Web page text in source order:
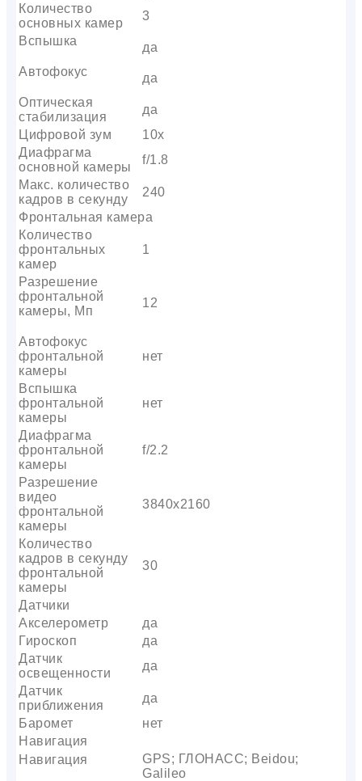
Количество
основных камер
3
Вспышка
да
Автофокус
да
Оптическая
стабилизация
да
Цифровой зум
10x
Диафрагма
основной камеры
f/1.8
Макс. количество
кадров в секунду
240
Фронтальная камера
Количество
фронтальных
камер
1
Разрешение
фронтальной
камеры, Мп
12
Автофокус
фронтальной
камеры
нет
Вспышка
фронтальной
камеры
нет
Диафрагма
фронтальной
камеры
f/2.2
Разрешение
видео
фронтальной
камеры
3840х2160
Количество
кадров в секунду
фронтальной
камеры
30
Датчики
Акселерометр
да
Гироскоп
да
Датчик
освещенности
да
Датчик
приближения
да
Баромет
нет
Навигация
Навигация
GPS; ГЛОНАСС; Beidou;
Galileo